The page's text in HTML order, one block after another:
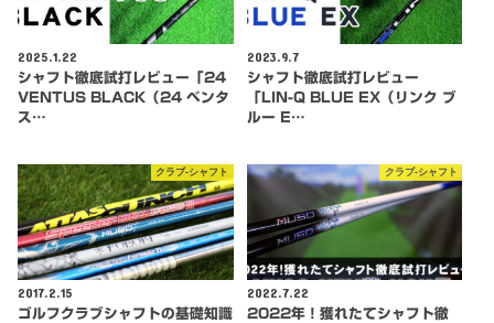
2025.1.22
シャフト徹底試打レビュー「24
VENTUS BLACK（24 ベンタ
ス…
2023.9.7
シャフト徹底試打レビュー
「LIN-Q BLUE EX（リンク ブ
ルー E…
クラブ-シャフト
2017.2.15
ゴルフクラブシャフトの基礎知識
クラブ-シャフト
2022.7.22
2022年！獲れたてシャフト徹